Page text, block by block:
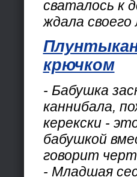
сваталось к
ждала
крючком
- Бабушка
каннибала,
керекски -
бабушкой
говорит
- Младшая